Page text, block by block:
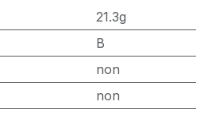
21.3g
B
non
non